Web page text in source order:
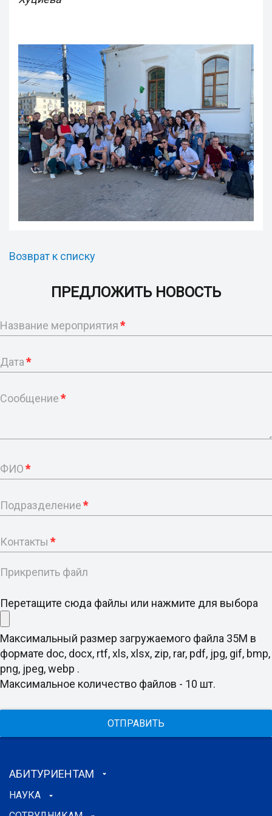
Возврат к списку
ПРЕДЛОЖИТЬ НОВОСТЬ
Название мероприятия*
Дата*
Сообщение*
ФИО*
Подразделение*
Контакты *
Прикрепить файл
Перетащите сюда файлы или нажмите для выбора
Максимальный размер загружаемого файла 35M в
формате doc, docx, rtf, xls, xlsx, zip, rar, pdf, jpg, gif, bmp,
png, jpeg, webp .
Максимальное количество файлов - 10 шт.
ОТПРАВИТЬ
АБИТУРИЕНТАМ
НАУКА